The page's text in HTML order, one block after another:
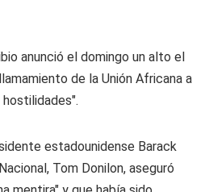
anunció el domingo un alto el
de la Unión Africana a
estadounidense Barack
Tom Donilon, aseguró